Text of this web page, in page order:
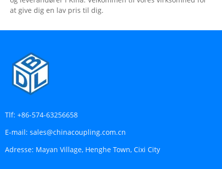
at give dig en lav pris til dig.
Tlf: +86-574-63256658
E-mail: sales@chinacoupling.com.cn
Adresse: Mayan Village, Henghe Town, Cixi City